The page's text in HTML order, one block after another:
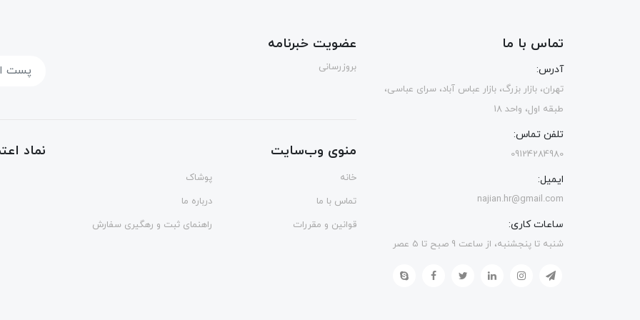
تماس با ما
آدرس:
تهران، بازار بزرگ، بازار عباس آباد، سرای عباسی،
طبقه اول، واحد 18
تلفن تماس:
09124284980
ایمیل:
najian.hr@gmail.com
ساعات کاری:
شنبه تا پنجشنبه، از ساعت 9 صبح تا 5 عصر
عضویت خبرنامه
بروزرسانی
منوی وب‌سایت
خانه
پوشاک
تماس با ما
درباره ما
قوانین و مقررات
راهنمای ثبت و رهگیری سفارش
نماد